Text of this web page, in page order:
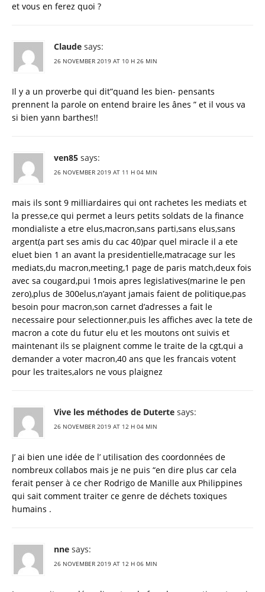
et vous en ferez quoi ?
Claude says:
26 NOVEMBER 2019 AT 10 H 26 MIN
Il y a un proverbe qui dit”quand les bien- pensants
prennent la parole on entend braire les ânes ” et il vous va
si bien yann barthes!!
ven85 says:
26 NOVEMBER 2019 AT 11 H 04 MIN
mais ils sont 9 milliardaires qui ont rachetes les mediats et
la presse,ce qui permet a leurs petits soldats de la finance
mondialiste a etre elus,macron,sans parti,sans elus,sans
argent(a part ses amis du cac 40)par quel miracle il a ete
eluet bien 1 an avant la presidentielle,matracage sur les
mediats,du macron,meeting,1 page de paris match,deux fois
avec sa cougard,pui 1mois apres legislatives(marine le pen
zero),plus de 300elus,n’ayant jamais faient de politique,pas
besoin pour macron,son carnet d’adresses a fait le
necessaire pour selectionner,puis les affiches avec la tete de
macron a cote du futur elu et les moutons ont suivis et
maintenant ils se plaignent comme le traite de la cgt,qui a
demander a voter macron,40 ans que les francais votent
pour les traites,alors ne vous plaignez
Vive les méthodes de Duterte says:
26 NOVEMBER 2019 AT 12 H 04 MIN
J’ ai bien une idée de l’ utilisation des coordonnées de
nombreux collabos mais je ne puis “en dire plus car cela
ferait penser à ce cher Rodrigo de Manille aux Philippines
qui sait comment traiter ce genre de déchets toxiques
humains .
nne says:
26 NOVEMBER 2019 AT 12 H 06 MIN